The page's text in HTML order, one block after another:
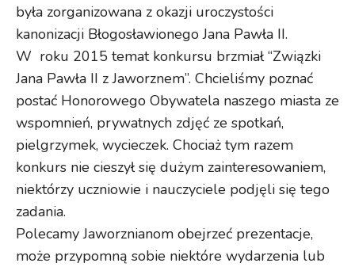
była zorganizowana z okazji uroczystości
kanonizacji Błogosławionego Jana Pawła II.
W roku 2015 temat konkursu brzmiał “Związki
Jana Pawła II z Jaworznem”. Chcieliśmy poznać
postać Honorowego Obywatela naszego miasta ze
wspomnień, prywatnych zdjęć ze spotkań,
pielgrzymek, wycieczek. Chociaż tym razem
konkurs nie cieszył się dużym zainteresowaniem,
niektórzy uczniowie i nauczyciele podjęli się tego
zadania.
Polecamy Jaworznianom obejrzeć prezentacje,
może przypomną sobie niektóre wydarzenia lub